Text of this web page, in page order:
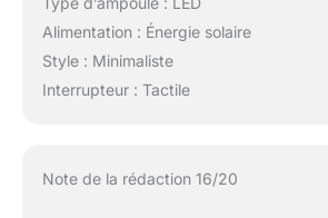
Alimentation : Énergie solaire
Style : Minimaliste
Interrupteur : Tactile
Note de la rédaction 16/20